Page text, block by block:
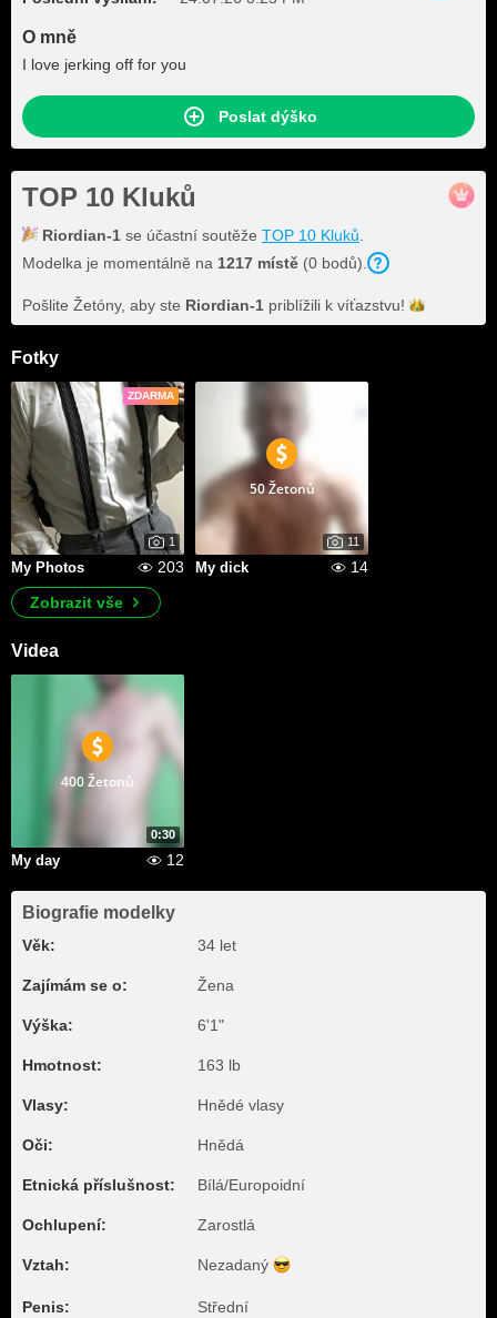
O mně
I love jerking off for you
Poslat dýško
TOP 10 Kluků
Riordian-1 se účastní soutěže TOP 10 Kluků
Modelka je momentálně na 1217 místě (0 bodů).
Pošlite Žetóny, aby ste Riordian-1 priblížili k víťazstvu!
Fotky
ZDARMA
1
My Photos 203
50 Žetonů
11
My dick
14
Zobrazit vše
Videa
0:30
400 Žetonů
My day 12
Biografie modelky
Věk: 34 let
Zajímám se o: Žena
Výška: 6'1"
Hmotnost: 163 lb
Vlasy: Hnědé vlasy
Oči: Hnědá
Etnická příslušnost: Bílá/Europoidní
Ochlupení: Zarostlá
Vztah: Nezadaný
Penis: Střední